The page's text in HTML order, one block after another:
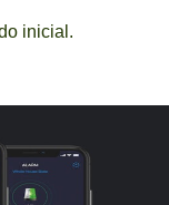
inicial.